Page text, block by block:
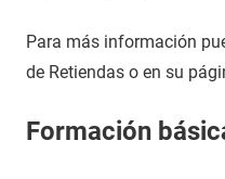
Para más información
de Retiendas o en su
Formación